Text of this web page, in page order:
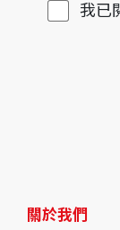
關於我們
我已